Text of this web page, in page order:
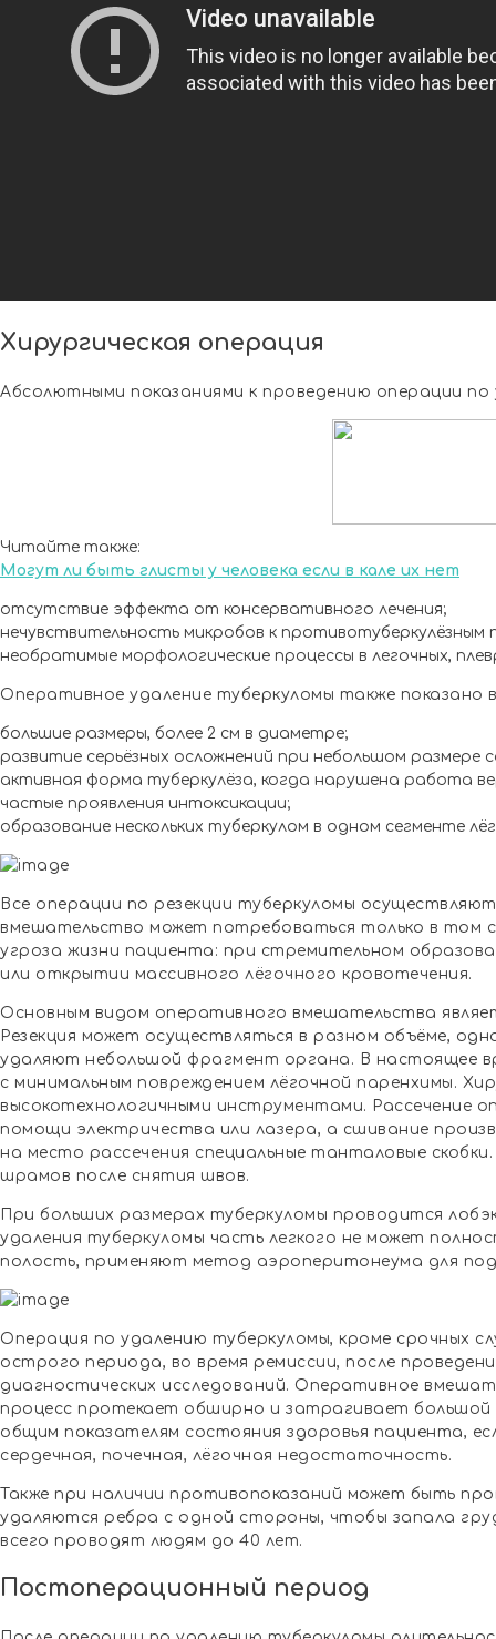
Хирургическая операция
Абсолютными показаниями к проведению операции
Читайте также:
Могут ли быть глисты у человека если в кале их нет
отсутствие эффекта от консервативного лечения;
нечувствительность микробов к
необратимые морфологические процессы в легочных,
Оперативное удаление туберкуломы также показано
большие размеры, более 2 см в диаметре;
развитие серьёзных осложнений при небольшом размере
активная форма туберкулёза, когда нарушена работа
частые проявления интоксикации;
образование нескольких туберкулом в одном сегменте
Все операции по резекции туберкуломы
вмешательство может потребоваться только в том
угроза жизни пациента: при стремительном
или открытии массивного лёгочного кровотечения.
Основным видом оперативного вмешательства
Резекция может осуществляться в разном объёме,
удаляют небольшой фрагмент органа. В настоящее
с минимальным повреждением лёгочной паренхимы.
высокотехнологичными инструментами. Рассечение
помощи электричества или лазера, а сшивание
на место рассечения специальные танталовые
шрамов после снятия швов.
При больших размерах туберкуломы проводится
удаления туберкуломы часть легкого не может
полость, применяют метод аэроперитонеума для
Операция по удалению туберкуломы, кроме срочных
острого периода, во время ремиссии, после
диагностических исследований. Оперативное
процесс протекает обширно и затрагивает
общим показателям состояния здоровья пациента,
сердечная, почечная, лёгочная недостаточность.
Также при наличии противопоказаний может быть
удаляются ребра с одной стороны, чтобы запала
всего проводят людям до 40 лет.
Постоперационный период